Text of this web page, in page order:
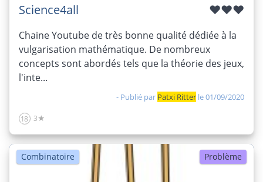
Science4all ♥♥♥
Chaine Youtube de très bonne qualité dédiée à la
vulgarisation mathématique. De nombreux
concepts sont abordés tels que la théorie des jeux,
l'inte...
- Publié par Patxi Ritter le 01/09/2020
18 3★
Combinatoire Problème